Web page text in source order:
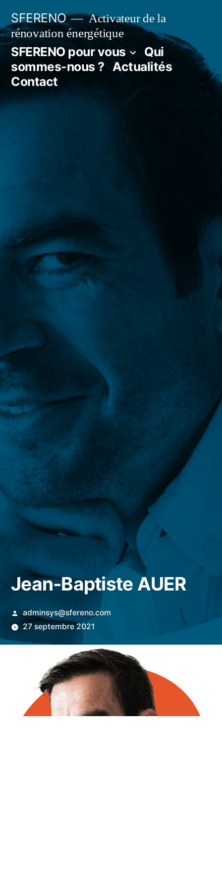
SFERENO
Activateur de la
rénovation énergétique
SFERENO pour vous
Qui
sommes-nous ? Actualités
Contact
Jean-Baptiste AUER
adminsys@sfereno.com
27 septembre 2021